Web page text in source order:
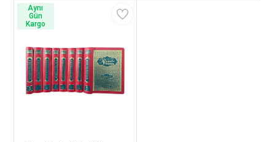
Aynı
Gün
Kargo